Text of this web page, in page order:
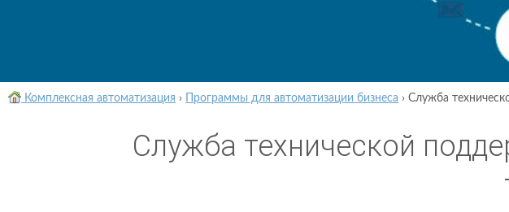
Комплексная автоматизация › Программы для автоматизации бизнеса › Служба
Служба технической